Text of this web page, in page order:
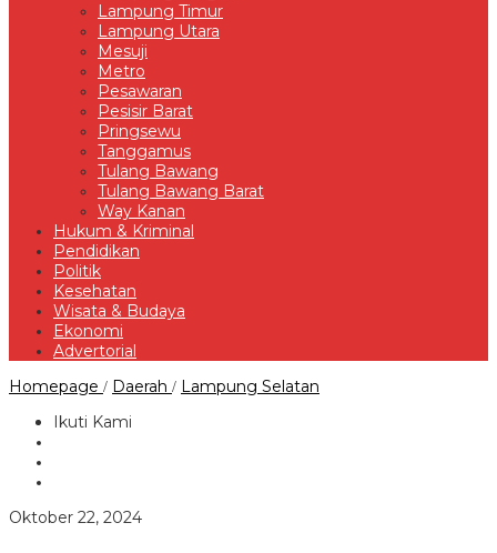
Lampung Timur
Lampung Utara
Mesuji
Metro
Pesawaran
Pesisir Barat
Pringsewu
Tanggamus
Tulang Bawang
Tulang Bawang Barat
Way Kanan
Hukum & Kriminal
Pendidikan
Politik
Kesehatan
Wisata & Budaya
Ekonomi
Advertorial
Homepage / Daerah / Lampung Selatan
Ikuti Kami
Oktober 22, 2024oleh